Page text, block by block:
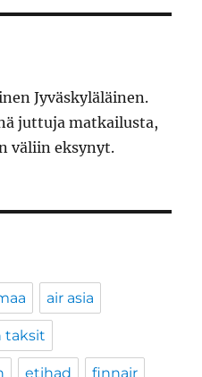
Jyväskyläläinen.
juttuja matkailusta,
väliin eksynyt.
air asia
taksit
etihad finnair